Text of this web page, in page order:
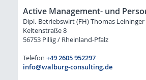
Bauchemie
Kunststoffe / Elastomere
Kontakt & Anfahrt
Active Management- und
Dipl.-Betriebswirt (FH) Thomas Leininger
Keltenstraße 8
56753 Pillig / Rheinland-Pfalz
Telefon +49 2605 952297
info@walburg-consulting.de